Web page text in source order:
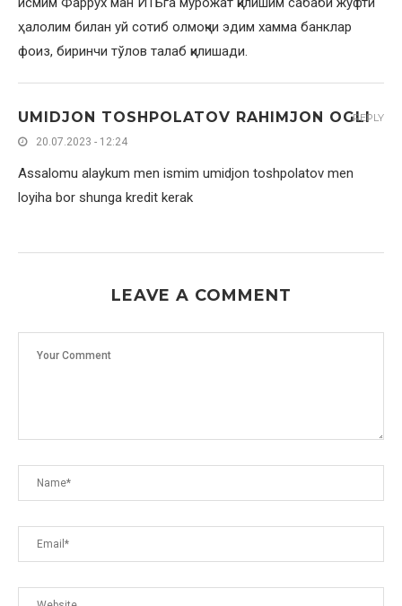
ҳалолим билан уй сотиб олмоқчи эдим хамма банклар
фоиз, биринчи тўлов талаб қилишади.
UMIDJON TOSHPOLATOV RAHIMJON OGLI
20.07.2023 - 12:24
Assalomu alaykum men ismim umidjon toshpolatov men
loyiha bor shunga kredit kerak
REPLY
LEAVE A COMMENT